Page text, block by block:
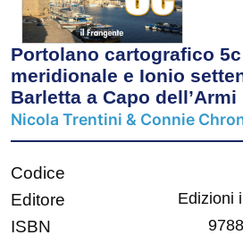
Portolano cartografico
meridionale e Ionio
Barletta a Capo dell’Armi
Nicola Trentini & Connie
Codice
Editore Edizioni
ISBN